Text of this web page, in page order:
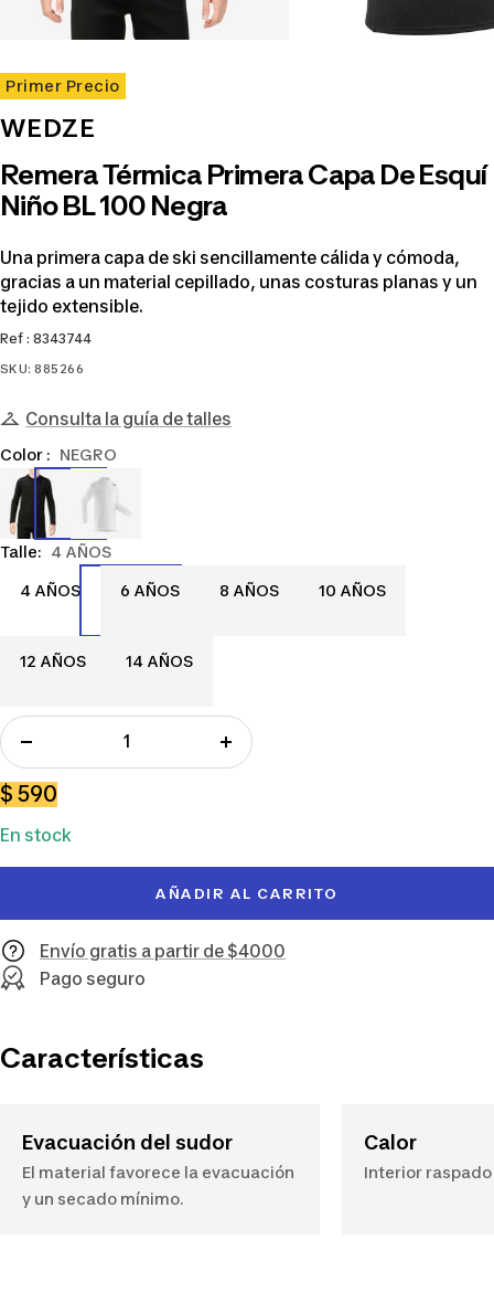
Primer Precio
WEDZE
Remera Térmica Primera Capa De Esquí
Niño BL 100 Negra
Una primera capa de ski sencillamente cálida y cómoda,
gracias a un material cepillado, unas costuras planas y un
tejido extensible.
Ref : 8343744
SKU:885266
Consulta la guía de talles
83437448807373
Talle: 4 AÑOS
4
4 AÑOS
6
6 AÑOS
8
8 AÑOS
10
10 AÑOS
12
12 AÑOS
14
14 AÑOS
Color : NEGRO
cantidad
Aumentar
Precio
de
venta
$ 590
En stock
AÑADIR AL CARRITO
Envío gratis a partir de $4000
Pago seguro
Características
Evacuación del sudor
El material favorece la evacuación
y un secado mínimo.
Calor
Interior